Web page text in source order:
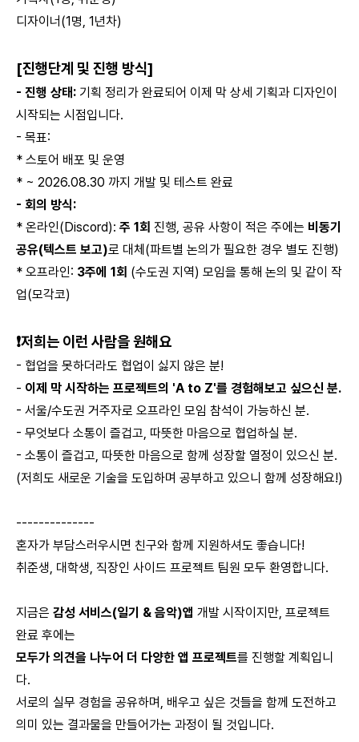
디자이너(1명, 1년차)
[진행단계 및 진행 방식]
- 진행 상태: 기획 정리가 완료되어 이제 막 상세 기획과 디자인이
시작되는 시점입니다.
- 목표:
* 스토어 배포 및 운영
* ~ 2026.08.30 까지 개발 및 테스트 완료
- 회의 방식:
* 온라인(Discord): 주 1회 진행, 공유 사항이 적은 주에는 비동기
공유(텍스트 보고)로 대체(파트별 논의가 필요한 경우 별도 진행)
* 오프라인: 3주에 1회 (수도권 지역) 모임을 통해 논의 및 같이 작
업(모각코)
❗️저희는 이런 사람을 원해요
- 협업을 못하더라도 협업이 싫지 않은 분!
- 이제 막 시작하는 프로젝트의 'A to Z'를 경험해보고 싶으신 분.
- 서울/수도권 거주자로 오프라인 모임 참석이 가능하신 분.
- 무엇보다 소통이 즐겁고, 따뜻한 마음으로 협업하실 분.
- 소통이 즐겁고, 따뜻한 마음으로 함께 성장할 열정이 있으신 분.
(저희도 새로운 기술을 도입하며 공부하고 있으니 함께 성장해요!)
--------------
혼자가 부담스러우시면 친구와 함께 지원하셔도 좋습니다!
취준생, 대학생, 직장인 사이드 프로젝트 팀원 모두 환영합니다.
지금은 감성 서비스(일기 & 음악)앱 개발 시작이지만, 프로젝트
완료 후에는
모두가 의견을 나누어 더 다양한 앱 프로젝트를 진행할 계획입니
다.
서로의 실무 경험을 공유하며, 배우고 싶은 것들을 함께 도전하고
의미 있는 결과물을 만들어가는 과정이 될 것입니다.